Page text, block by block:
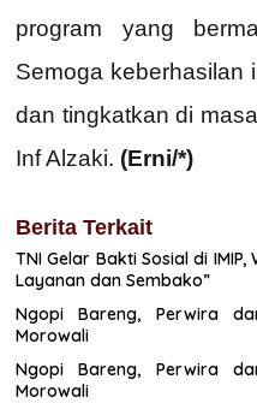
program yang
Semoga keberhasilan
dan tingkatkan di
Inf Alzaki. (Erni/*)
Berita Terkait
TNI Gelar Bakti Sosial di
Layanan dan Sembako”
Ngopi Bareng, Perwira
Morowali
Ngopi Bareng, Perwira
Morowali